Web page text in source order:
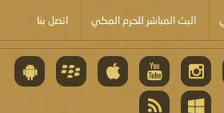
البث المباشر للحرم المكي اتصل بنا